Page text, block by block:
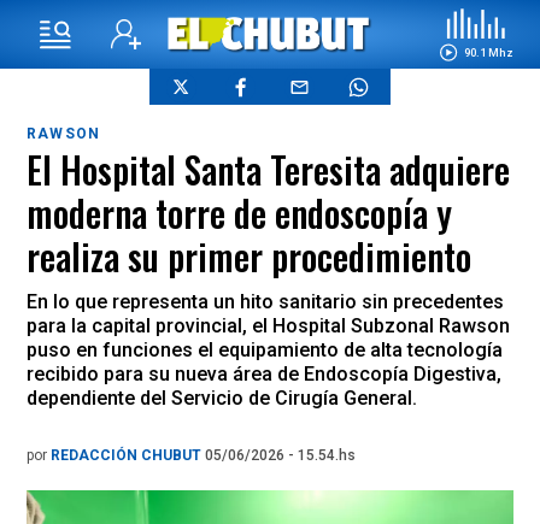
90.1 Mhz
RAWSON
El Hospital Santa Teresita adquiere
moderna torre de endoscopía y
realiza su primer procedimiento
En lo que representa un hito sanitario sin precedentes
para la capital provincial, el Hospital Subzonal Rawson
puso en funciones el equipamiento de alta tecnología
recibido para su nueva área de Endoscopía Digestiva,
dependiente del Servicio de Cirugía General.
por REDACCIÓN CHUBUT 05/06/2026 - 15.54.hs